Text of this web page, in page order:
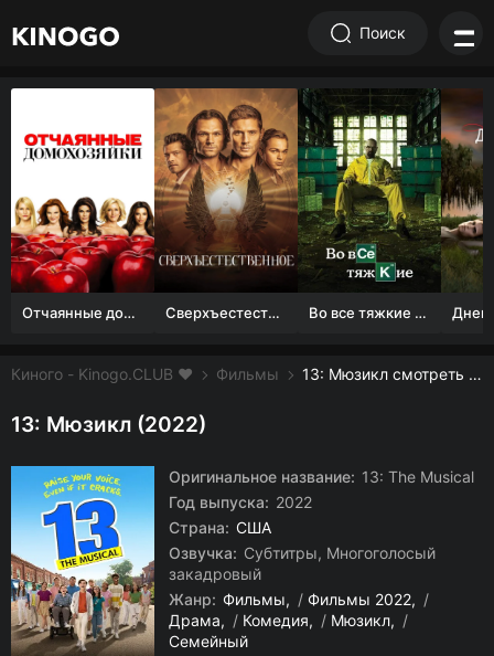
Поиск
Отчаянные домохозяйки (1 сезон) Сверхъестественное Во все тяжкие 1-5 сезон
Киного - Kinogo.CLUB ❤️ Фильмы 13: Мюзикл смотреть онлайн бесплатно
13: Мюзикл (2022)
Оригинальное название: 13: The Musical
Год выпуска: 2022
Страна: США
Озвучка: Субтитры, Многоголосый
закадровый
Жанр: Фильмы / Фильмы 2022
/
Драма
/ Комедия / Мюзикл
/
Семейный